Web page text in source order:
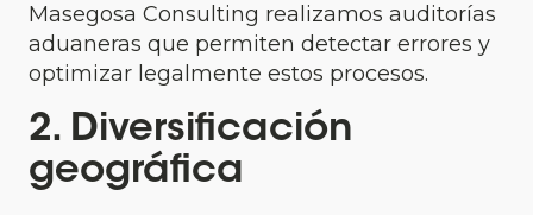
Masegosa Consulting realizamos auditorías
aduaneras que permiten detectar errores y
optimizar legalmente estos procesos.
2. Diversificación
geográfica